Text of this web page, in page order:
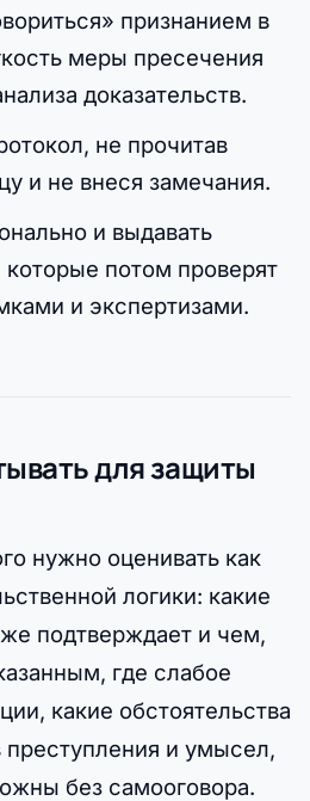
признанием в
меры пресечения
доказательств.
не прочитав
и не внеся замечания.
и выдавать
потом проверят
и экспертизами.
для защиты
нужно оценивать как
логики: какие
подтверждает и чем,
где слабое
какие обстоятельства
и умысел,
без самооговора.